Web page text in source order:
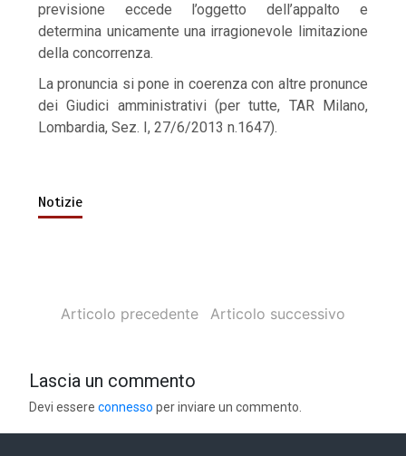
previsione eccede l’oggetto dell’appalto e
determina unicamente una irragionevole limitazione
della concorrenza.
La pronuncia si pone in coerenza con altre pronunce
dei Giudici amministrativi (per tutte, TAR Milano,
Lombardia, Sez. I, 27/6/2013 n.1647).
Notizie
Articolo precedente Articolo successivo
Lascia un commento
Devi essereconnesso per inviare un commento.